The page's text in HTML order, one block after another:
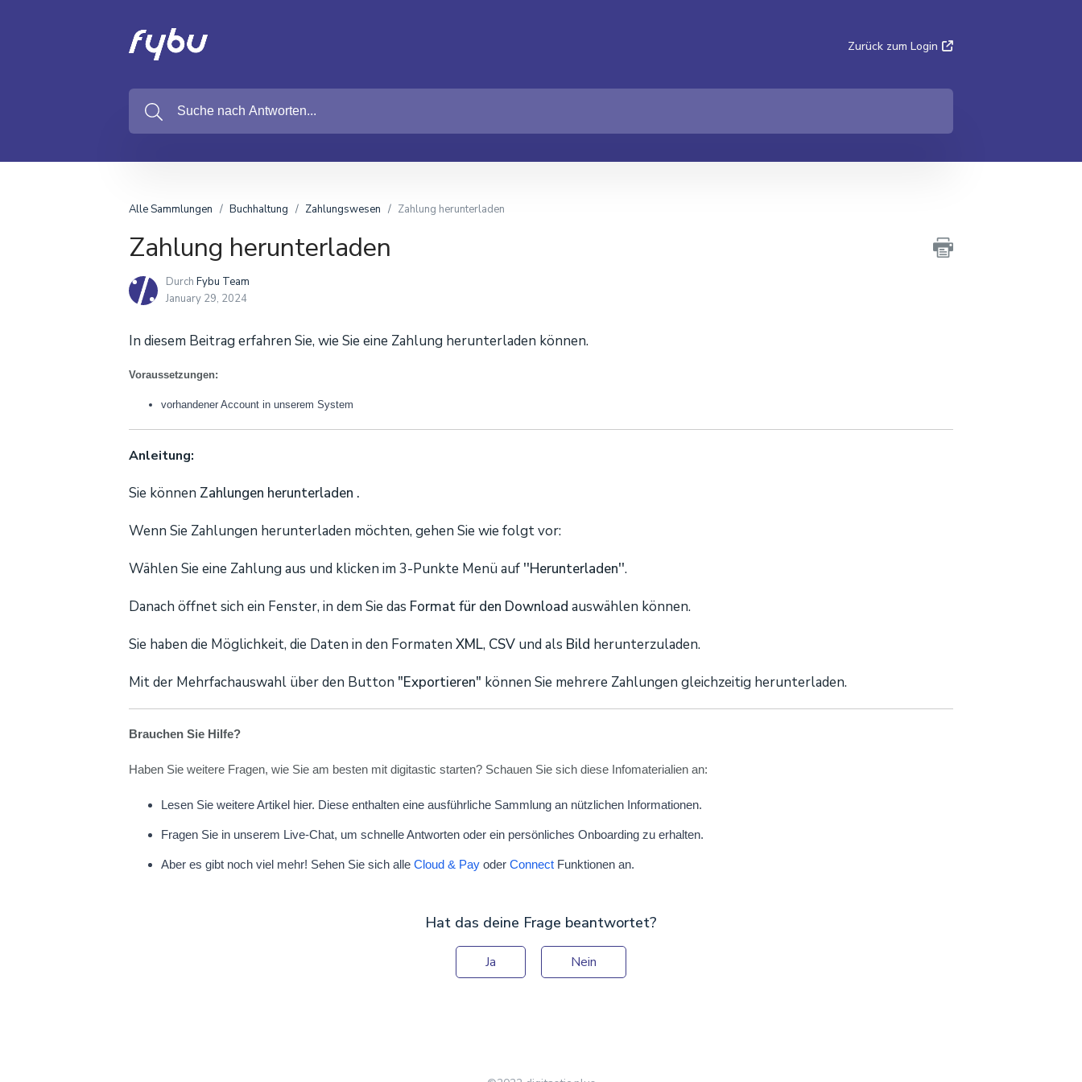
Zurück zum Login
Alle Sammlungen Buchhaltung Zahlungswesen Zahlung herunterladen
Zahlung herunterladen
Durch Fybu Team
January 29, 2024
In diesem Beitrag erfahren Sie, wie Sie eine Zahlung herunterladen können.
Voraussetzungen:
vorhandener Account in unserem System
Anleitung:
Sie können Zahlungen herunterladen .
Wenn Sie Zahlungen herunterladen möchten, gehen Sie wie folgt vor:
Wählen Sie eine Zahlung aus und klicken im 3-Punkte Menü auf ''Herunterladen''.
Danach öffnet sich ein Fenster, in dem Sie das Format für den Download auswählen können.
Sie haben die Möglichkeit, die Daten in den Formaten XML, CSV und als Bild herunterzuladen.
Mit der Mehrfachauswahl über den Button "Exportieren" können Sie mehrere Zahlungen gleichzeitig herunterladen.
Brauchen Sie Hilfe?
Haben Sie weitere Fragen, wie Sie am besten mit digitastic starten? Schauen Sie sich diese Infomaterialien an:
Lesen Sie weitere Artikel hier. Diese enthalten eine ausführliche Sammlung an nützlichen Informationen.
Fragen Sie in unserem Live-Chat, um schnelle Antworten oder ein persönliches Onboarding zu erhalten.
Aber es gibt noch viel mehr! Sehen Sie sich alle Cloud & Pay oder Connect Funktionen an.
Hat das deine Frage beantwortet?
Ja Nein